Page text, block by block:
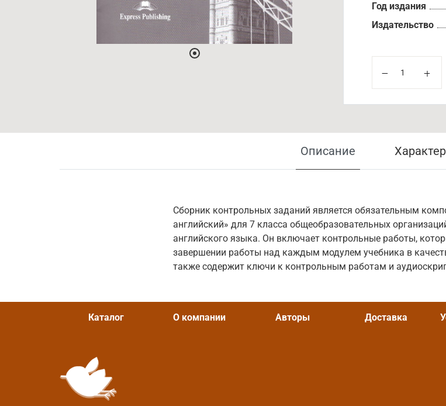
Год издания
Издательство
Описание
Сборник контрольных заданий является обязательным
английский» для 7 класса общеобразовательных
английского языка. Он включает контрольные работы,
завершении работы над каждым модулем учебника в
также содержит ключи к контрольным работам и
Каталог О компании Авторы Доставка